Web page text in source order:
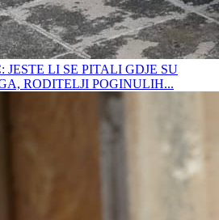
LI SE PITALI GDJE SU
RODITELJI POGINULIH...